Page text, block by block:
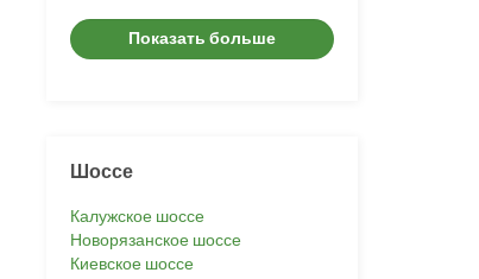
Показать больше
Шоссе
Калужское шоссе
Новорязанское шоссе
Киевское шоссе